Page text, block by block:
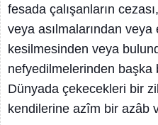
fesada çalışanların
veya asılmalarından
kesilmesinden veya
nefyedilmelerinden
Dünyada çekecekleri bir
kendilerine azîm bir azâb